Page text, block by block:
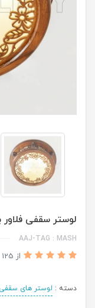
لوستر سقفی فلاور
AAJ-TAG : MASH
از 125
دسته : لوستر های سقفی